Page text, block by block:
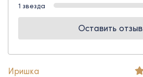
1 звезда
Оставить отзыв
Иришка